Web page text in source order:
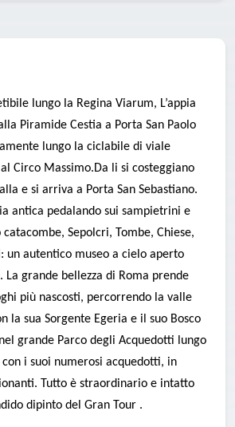
lungo la Regina Viarum, L’appia
Piramide Cestia a Porta San Paolo
lungo la ciclabile di viale
Circo Massimo.Da li si costeggiano
e si arriva a Porta San Sebastiano.
antica pedalando sui sampietrini e
Sepolcri, Tombe, Chiese,
un autentico museo a cielo aperto
La grande bellezza di Roma prende
più nascosti, percorrendo la valle
la sua Sorgente Egeria e il suo Bosco
grande Parco degli Acquedotti lungo
con i suoi numerosi acquedotti, in
Tutto è straordinario e intatto
dipinto del Gran Tour .